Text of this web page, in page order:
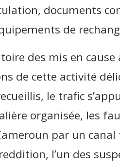
documents
de
des mis en
de cette activité
le trafic
organisée, les
par un
l’un des